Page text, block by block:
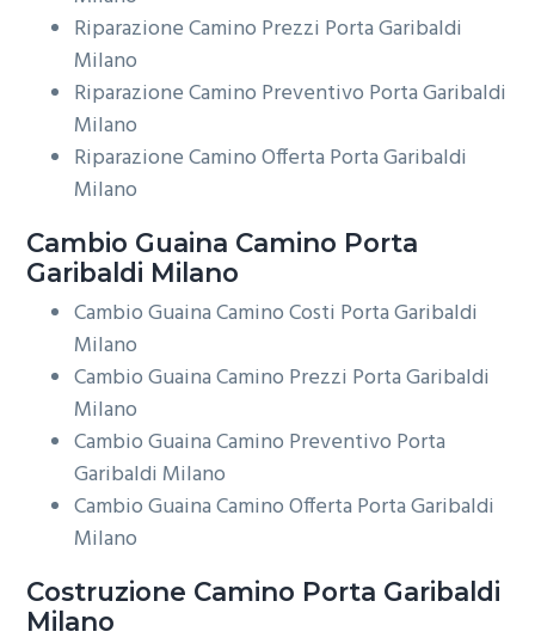
Riparazione Camino Prezzi Porta Garibaldi
Milano
Riparazione Camino Preventivo Porta Garibaldi
Milano
Riparazione Camino Offerta Porta Garibaldi
Milano
Cambio Guaina Camino Porta
Garibaldi Milano
Cambio Guaina Camino Costi Porta Garibaldi
Milano
Cambio Guaina Camino Prezzi Porta Garibaldi
Milano
Cambio Guaina Camino Preventivo Porta
Garibaldi Milano
Cambio Guaina Camino Offerta Porta Garibaldi
Milano
Costruzione Camino Porta Garibaldi
Milano